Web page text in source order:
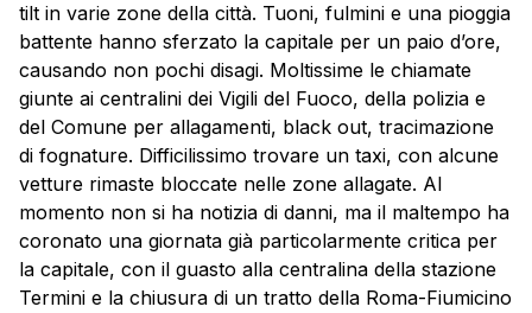
tilt in varie zone della città. Tuoni, fulmini e una pioggia
battente hanno sferzato la capitale per un paio d’ore,
causando non pochi disagi. Moltissime le chiamate
giunte ai centralini dei Vigili del Fuoco, della polizia e
del Comune per allagamenti, black out, tracimazione
di fognature. Difficilissimo trovare un taxi, con alcune
vetture rimaste bloccate nelle zone allagate. Al
momento non si ha notizia di danni, ma il maltempo ha
coronato una giornata già particolarmente critica per
la capitale, con il guasto alla centralina della stazione
Termini e la chiusura di un tratto della Roma-Fiumicino